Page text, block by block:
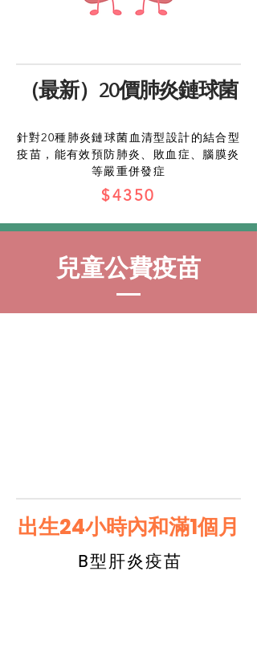
（最新）20價肺炎鏈球菌
針對20種肺炎鏈球菌血清型設計的結合型
疫苗，能有效預防肺炎、敗血症、腦膜炎
等嚴重併發症
$4350
兒童公費疫苗
出生24小時內和滿1個月
B型肝炎疫苗